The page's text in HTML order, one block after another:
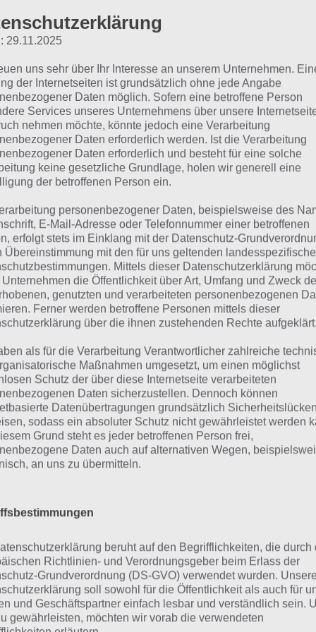
hast du eine
für 94%
findest du bereits die Lösung rund um Dafür hast du
bei jedem Spieler anders ist, können wir dir
weshalb du über unsere Komplettlösung jedoch
die entsprechenden Antworten findest!
Weitere Lösungen zu 94% gesucht
Schaue inunsere Komplettlösung
App! Dort kannst du mit der Suche
über 300 Level finden!
Lösungen auch ohne unsere Hilfe, indem du in
jedoch begrenzt sind, hast du hier stets die
29.11.2025
uns sehr über Ihr Interesse an unserem Unternehmen.
der Internetseiten ist grundsätzlich ohne jede Angabe
Daten möglich. Sofern eine betroffene Person
Services unseres Unternehmens über unsere
nehmen möchte, könnte jedoch eine Verarbeitung
Daten erforderlich werden. Ist die Verarbeitung
Daten erforderlich und besteht für eine solche
keine gesetzliche Grundlage, holen wir generell eine
der betroffenen Person ein.
personenbezogener Daten, beispielsweise des
E-Mail-Adresse oder Telefonnummer einer betroffenen
erfolgt stets im Einklang mit der Datenschutz-
Übereinstimmung mit den für uns geltenden
Mittels dieser Datenschutzerklärung
Unternehmen die Öffentlichkeit über Art, Umfang und Zweck
genutzten und verarbeiteten personenbezogenen
Ferner werden betroffene Personen mittels dieser
über die ihnen zustehenden Rechte aufgeklärt.
als für die Verarbeitung Verantwortlicher zahlreiche
Maßnahmen umgesetzt, um einen möglichst
Schutz der über diese Internetseite verarbeiteten
Daten sicherzustellen. Dennoch können
Datenübertragungen grundsätzlich
sodass ein absoluter Schutz nicht gewährleistet werden
Grund steht es jeder betroffenen Person frei,
Daten auch auf alternativen Wegen,
an uns zu übermitteln.
beruht auf den Begrifflichkeiten, die durch
Richtlinien- und Verordnungsgeber beim Erlass der
Grundverordnung (DS-GVO) verwendet wurden. Unsere
soll sowohl für die Öffentlichkeit als auch für
und Geschäftspartner einfach lesbar und verständlich sein.
gewährleisten, möchten wir vorab die verwendeten